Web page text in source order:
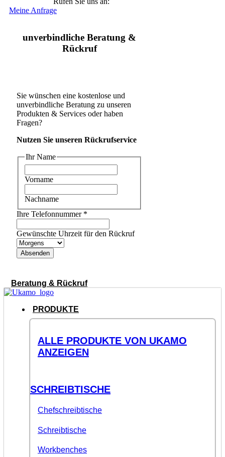
Meine Anfrage
unverbindliche Beratung &
Rückruf
Sie wünschen eine kostenlose und
unverbindliche Beratung zu unseren
Produkten & Services oder haben
Fragen?
Nutzen Sie unseren Rückrufservice
Ihr Name
Vorname
Nachname
Ihre Telefonnummer *
Gewünschte Uhrzeit für den Rückruf
Absenden
Beratung & Rückruf
PRODUKTE
ALLE PRODUKTE VON UKAMO
ANZEIGEN
SCHREIBTISCHE
Chefschreibtische
Schreibtische
Workbenches